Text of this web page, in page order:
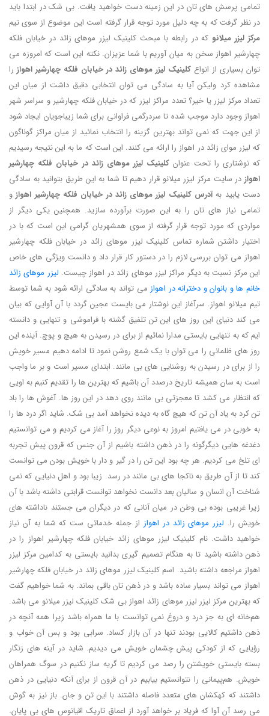
تمامی پرسش های تان در این زمینه دست خواهید یافت. بی شک در ابتدا باید
در نظر گرفت که به چه دلیل مورد توجه قرار گرفته است این موضوع از سوی تیم
مرکز لیزر میلانوکه در رابطه با مبحث کلینیک لیزر موهای زائد در خیابان فلکه
چهارشیر اهواز سخن به میان آوریم با شما عزیزان. نکته این است که امروزه می
توان بسیاری از انواع کلینیک لیزر موهای زائد در خیابان فلکه چهارشیر اهوازرا
مشاهده کرد ولیکن آیا به سادگی می توان انتخابی دقیق داشت از میان این
تعداد مرکز لیزر یا خیر؟ تعدد مراکز لیزر که در خیابان فلکه چهارشیر و سراسر شهر
اهواز وجود دارد موجب شده تا سردرگمی فراوانی برای شما زیباجویان ایجاد شود
از این جهت که نمی تواند بهترین گزینه را انتخاب نمائید از میان مراکز گوناگون
که لیزر موای زائد در اهواز را ارائه می کنند. این است که ما به این نتیجه رسیدیم
که نوشتاری را تحت عنوان کلینیک لیزر موهای زائد در خیابان فلکه چهارشیر
اهوازدر سایت مرکز لیزر میلانو قرار دهیم تا شما به این طریق بتوانید به سادگی
دست یابید بهآدرس کلینیک لیزر موهای زائد در خیابان فلکه چهارشیر اهوازو
تمامی نیاز های تان را به این صورت برآورده سازید. همچنین یکی دیگر از
مواردی که مورد توجه قرار گرفته از سوی همشهریان گرامی این است که با در
اختیار داشتن شماره تماس کلینیک لیزر موهای زائد در خیابان فلکه چهارشیر
اهواز می توان بررسی لازم را در دستور کار قرار داد و دانست ویژگی های خاص
این مرکز نسبت به دیگر مراکز لیزر موهای زائد در اهواز چیست. لیزر موهای زائد
خانم ها و بانوان و دخترانه در اهوازمی تواند به سادگی ارائه شود به شما توسط
تیم میلانو اهواز. سرآغاز این نوشتار می بایست عجین گردد با آن آوایی که بیان
می کند دنیای این روز های این تن تلفیق گشته با فراموشی و تنهایی و دانسته
ایم که به تنهایی بایستی مدارا نمائیم از برای در رسیدن به هیچ و پوچ. آینده این
روز های ظلمانی را می توان با یک شمع روشن نمود تا ادامه دهیم مسیر خویش
را از برای در رسیدن به روشنایی های بی مانند. ابتدای مسیر است و بر ما واجب
است به سان همیشه تاریخ درصدد آن باشیم که بهترین ها را تقدیم کنیم به اویی
که انتظار می کشد تا معجزتی بی مانند روی دهد در این روز ها. آغوش ها را باد
تن کرد به یاد آن تن که هیچ گاه به دیده نخواهد آمد بی شک. شاید اگر درد ها را
به خوبی در می یافتیم امروز به نوعی دیگر روز را آغاز می کردیم و می توانستیم
دغدغه هایی دیگرگونه را در ذهن داشته باشیم از آن جنس که قرون پیش تجربه
ای تلخ می کردیم. هر چه بود این تن را در گیر و دار با خویش بودن می توانست
کند تا از آن طریق به ناکجا های بی مانند در رسد. زیبا بود و اهل دنیایی که نمی
شناخت آن انسان و سالیان بعد دانست نخواهد توانست قرابتی داشته باشد با آن
زیرا غریبی بوده بی وطن در میان آنانی که در دیگران می جستند ناداشته های
خویش را. لیزر موهای زائد در اهواز از جمله خدماتی ست که شما به آن نیاز
خواهید داشت. نام کلینیک لیزر موهای زائد خیابان فلکه چهارشیر اهواز را در
ذهن داشته باشید تا به هنگام تصمیم گیری بدانید بایستی به کدامین مرکز لیزر
اهواز مراجعه داشته باشید. اسم کلینیک لیزر موهای زائد در خیابان فلکه چهارشیر
اهواز می تواند بسیار ساده باشد و در ذهن تان باقی بماند. به شما خواهیم گفت
که بهترین مرکز لیزر لیزر موهای زائد اهواز بی شک کلینیک لیزر میلانو می باشد.
هم‌خانه ای به جز درد و دروغ نمی توانست با ما همراه باشد زیرا همه آنچه در
ذهن داشتیم کالایی بودند تنها در آن بازار کساد. سرابی بود و بس آن خواب و
رؤیایی که از کودکی پیش چشمان خویش می دیدیم. شاید در آینه های زنگار
بسته بایستی خویشتن را رصد می کردیم تا گریه ساز نکنیم در سوگ همراهان
خویش. هم‌پیمانی را نتوانستیم بیابیم در آن قرون از برای آنکه دنیایی در ذهن
داشتند که کهکشان های متعدد فاصله داشتند با این تن و جان. باز نیز به گوش
می رسد آن آوا که فریاد بر خواهد آورد از اعماق تاریک اقیانوس های بی پایان.